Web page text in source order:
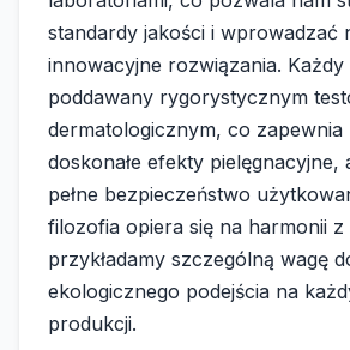
standardy jakości i wprowadzać
innowacyjne rozwiązania.
poddawany rygorystycznym
dermatologicznym, co zapewnia
doskonałe efekty pielęgnacyjne,
pełne bezpieczeństwo
filozofia opiera się na harmonii
przykładamy szczególną wagę
ekologicznego podejścia na
produkcji.